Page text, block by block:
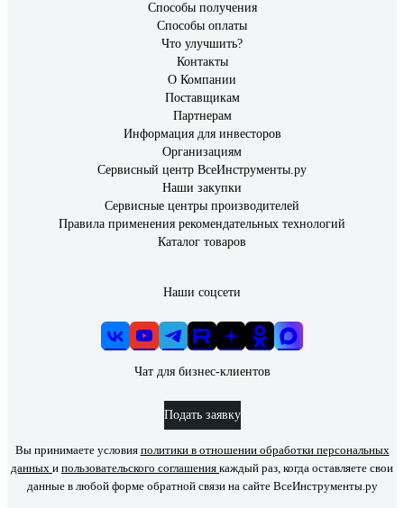
Способы получения
Способы оплаты
Что улучшить?
Контакты
О Компании
Поставщикам
Партнерам
Информация для инвесторов
Организациям
Сервисный центр ВсеИнструменты.ру
Наши закупки
Сервисные центры производителей
Правила применения рекомендательных технологий
Каталог товаров
Наши соцсети
Чат для бизнес-клиентов
Подать заявку
Вы принимаете условия политики в отношении обработки персональных
данных и пользовательского соглашения каждый раз, когда оставляете свои
данные в любой форме обратной связи на сайте ВсеИнструменты.ру